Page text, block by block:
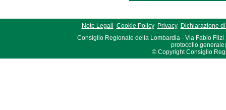
Note Legali Cookie Policy Privacy
Dichiarazione
Consiglio Regionale della Lombardia - Via Fabio Filzi
© Copyright Consiglio